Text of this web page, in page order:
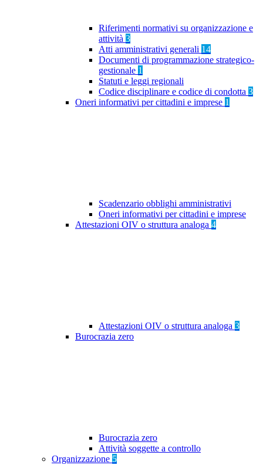
Riferimenti normativi su organizzazione e
attività 3
Atti amministrativi generali 14
Documenti di programmazione strategico-
gestionale 1
Statuti e leggi regionali
Codice disciplinare e codice di condotta 3
Oneri informativi per cittadini e imprese 1
Scadenzario obblighi amministrativi
Oneri informativi per cittadini e imprese
Attestazioni OIV o struttura analoga 4
Attestazioni OIV o struttura analoga 3
Burocrazia zero
Burocrazia zero
Attività soggette a controllo
Organizzazione 5